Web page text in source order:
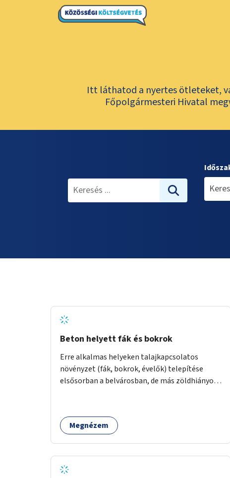
Itt láthatod a nyertes ötleteket,
Főpolgármesteri Hivatal
Beton helyett fák és bokrok
Erre alkalmas helyeken talajkapcsolatos
növényzet (fák, bokrok, évelők) telepítése
elsősorban a belvárosban, de más zöldhiányos
Megnézem